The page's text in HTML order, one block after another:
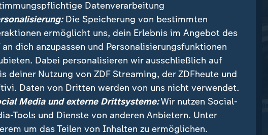
| heute 19:00 Uhr
dauern an
Nachrichten | heute 19:00 Uhr
Lebenslange Haft nach
Anschlag
Datenverarbeitung
Die Speicherung von bestimmten
ermöglicht uns, dein Erlebnis im Angebot des
an dich anzupassen und Personalisierungsfunktionen
Dabei personalisieren wir ausschließlich auf
deiner Nutzung von ZDF Streaming, der ZDFheute und
Daten von Dritten werden von uns nicht verwendet.
Media und externe Drittsysteme:Wir nutzen Social-
Tools und Dienste von anderen Anbietern. Unter
um das Teilen von Inhalten zu ermöglichen.